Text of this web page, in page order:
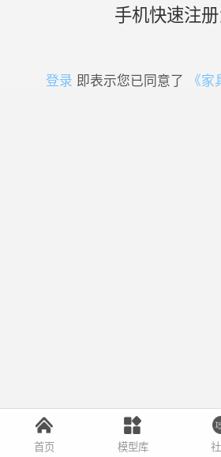
手机快速注
登录 即表示您已同意了 《
首页 模型库